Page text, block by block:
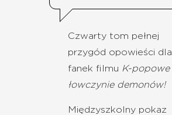
Czwarty tom pełnej
przygód opowieści dla
fanek filmu K-popowe
łowczynie demonów!
Międzyszkolny pokaz